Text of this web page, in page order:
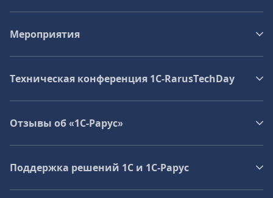
Мероприятия
Техническая конференция 1C‑RarusTechDay
Отзывы об «1С-Рарус»
Поддержка решений 1С и 1С‑Рарус